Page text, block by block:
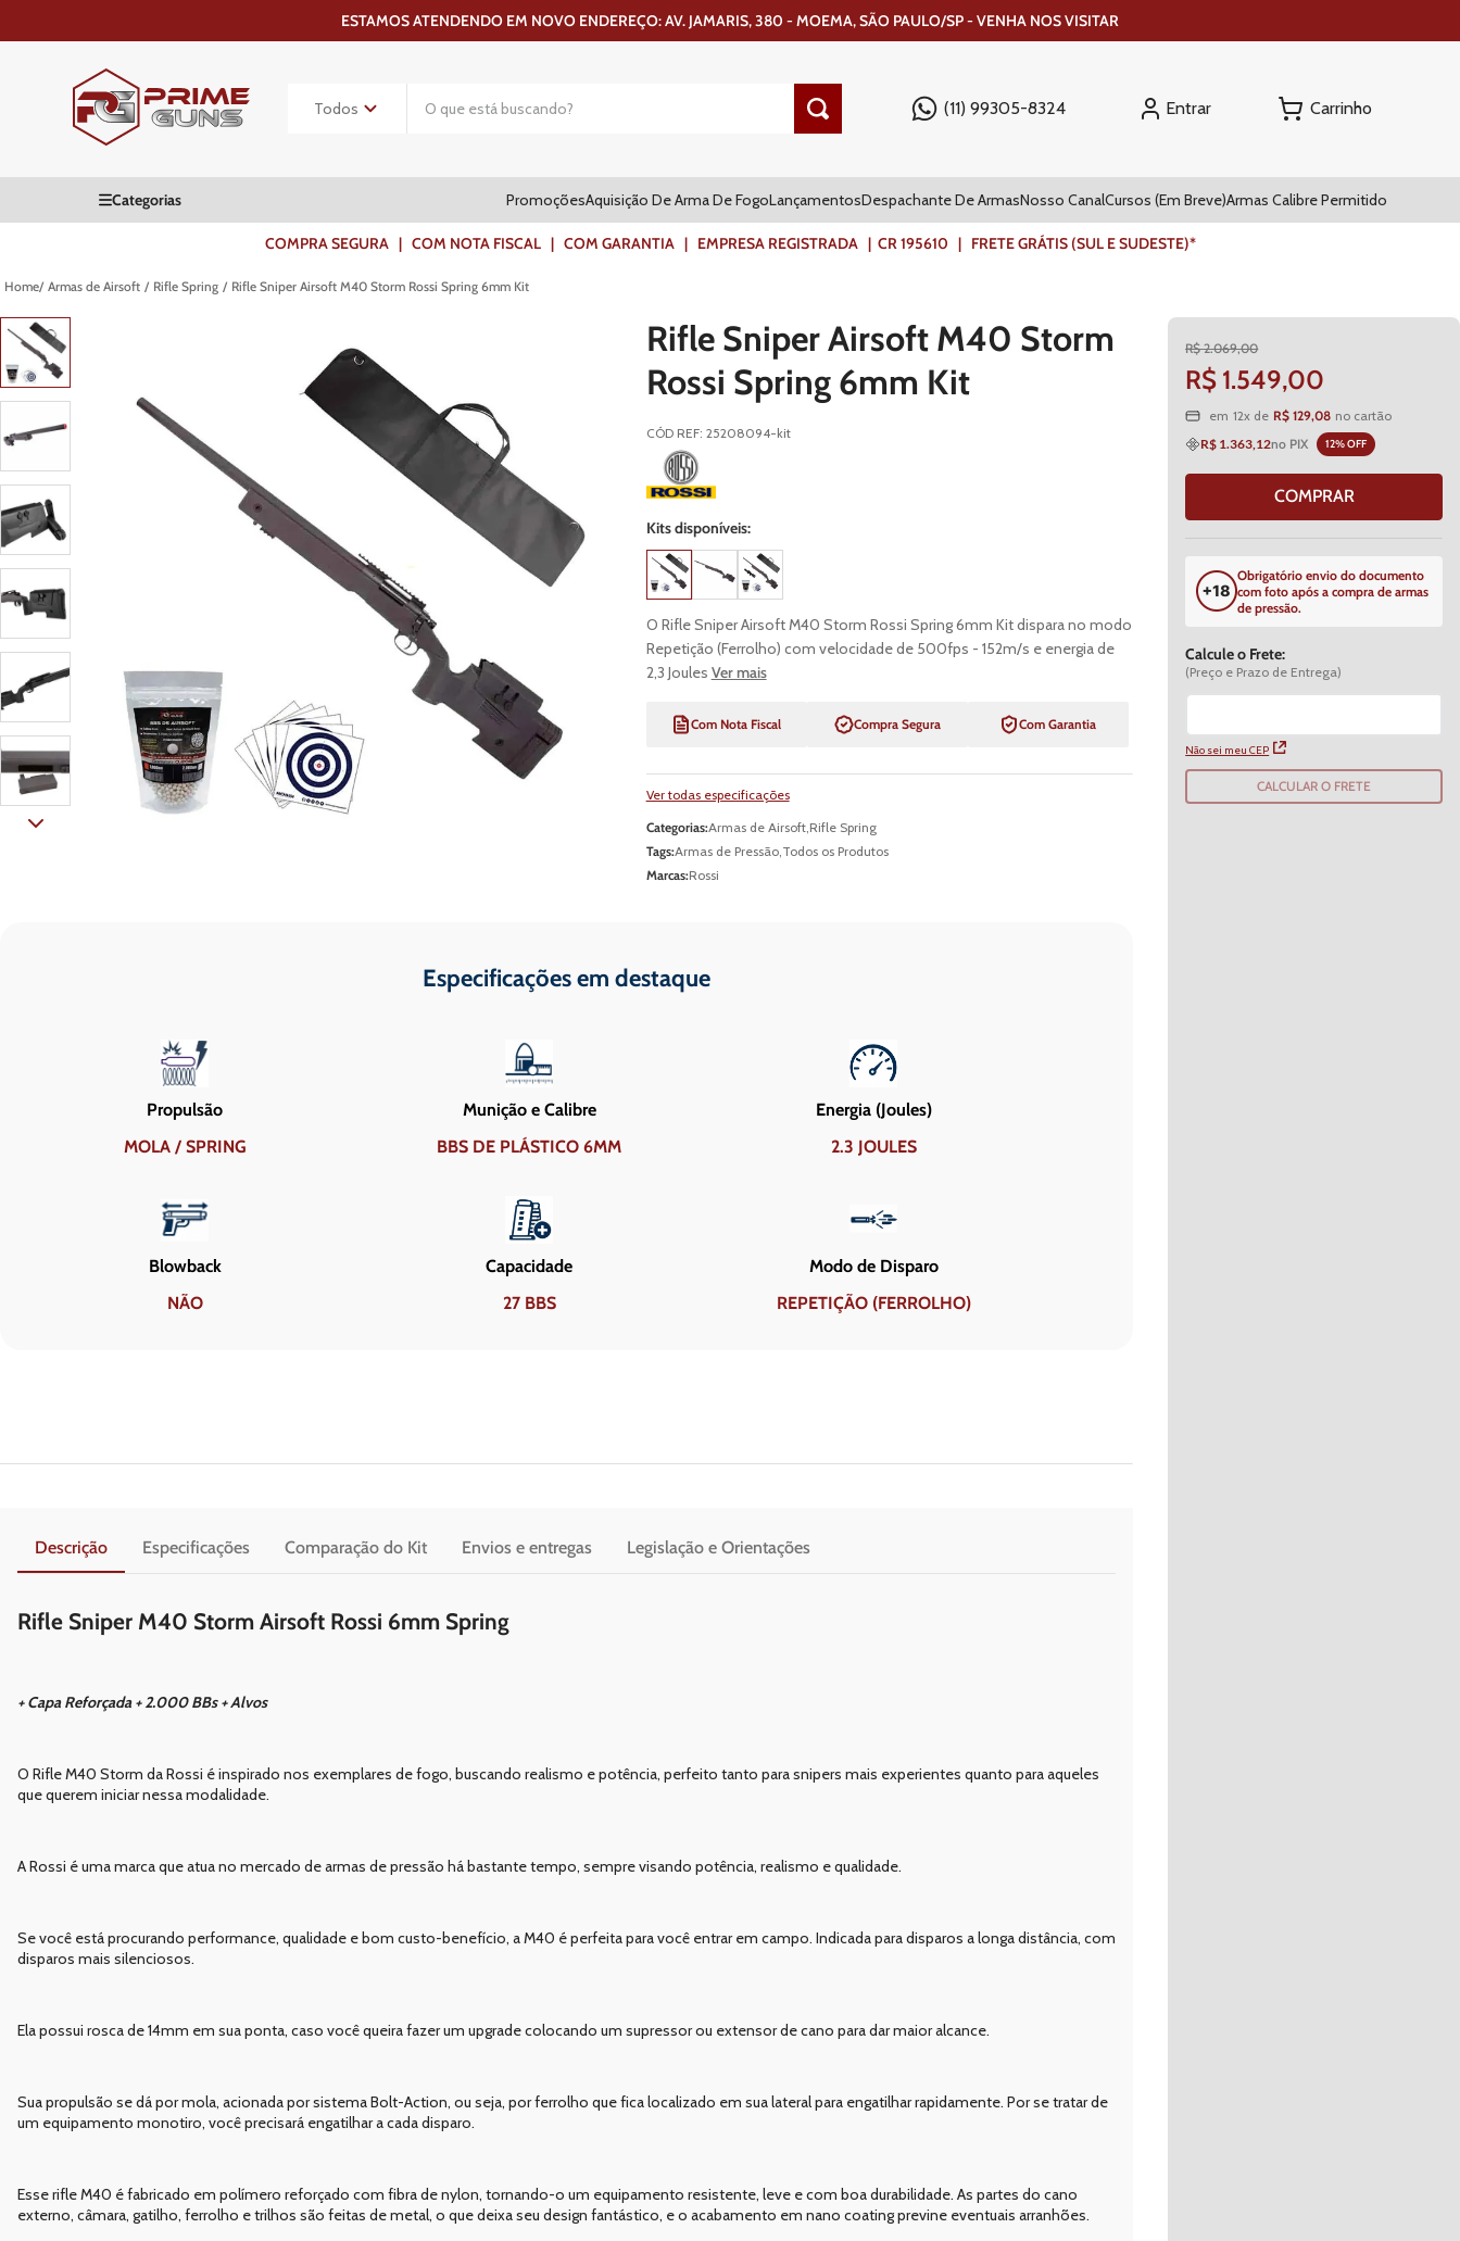
ESTAMOS ATENDENDO EM NOVO ENDEREÇO: AV. JAMARIS, 380 - MOEMA, SÃO PAULO/SP - VENHA NOS VISITAR
(11) 99305-8324 Entrar
PromoçõesAquisição De Arma De FogoLançamentosDespachante De ArmasNosso CanalCursos (Em Breve)Armas Calibre Permitido
COMPRA SEGURA | COM NOTA FISCAL | COM GARANTIA | EMPRESA REGISTRADA | CR 195610 | FRETE GRÁTIS (SUL E SUDESTE)*
Armas de Airsoft Rifle Spring Rifle Sniper Airsoft M40 Storm Rossi Spring 6mm Kit
Rifle Sniper Airsoft M40 Storm
Rossi Spring 6mm Kit
CÓD REF: 25208094-kit
Kits disponíveis:
O Rifle Sniper Airsoft M40 Storm Rossi Spring 6mm Kit dispara no modo
Repetição (Ferrolho) com velocidade de 500fps - 152m/s e energia de
2,3 Joules Ver mais
Com Nota Fiscal Compra Segura Com Garantia
Ver todas especificações
Categorias:Armas de Airsoft,Rifle Spring
Tags:Armas de Pressão,Todos os Produtos
Marcas:Rossi
Especificações em destaque
Propulsão
MOLA / SPRING
Munição e Calibre
BBS DE PLÁSTICO 6MM
Energia (Joules)
2.3 JOULES
Blowback
NÃO
Capacidade
27 BBS
Modo de Disparo
REPETIÇÃO (FERROLHO)
Descrição Especificações Comparação do Kit Envios e entregas Legislação e Orientações
Rifle Sniper M40 Storm Airsoft Rossi 6mm Spring
+ Capa Reforçada + 2.000 BBs + Alvos
O Rifle M40 Storm da Rossi é inspirado nos exemplares de fogo, buscando realismo e potência, perfeito tanto para snipers mais experientes quanto para aqueles
que querem iniciar nessa modalidade.
A Rossi é uma marca que atua no mercado de armas de pressão há bastante tempo, sempre visando potência, realismo e qualidade.
Se você está procurando performance, qualidade e bom custo-benefício, a M40 é perfeita para você entrar em campo. Indicada para disparos a longa distância, com
disparos mais silenciosos.
Ela possui rosca de 14mm em sua ponta, caso você queira fazer um upgrade colocando um supressor ou extensor de cano para dar maior alcance.
Sua propulsão se dá por mola, acionada por sistema Bolt-Action, ou seja, por ferrolho que fica localizado em sua lateral para engatilhar rapidamente. Por se tratar de
um equipamento monotiro, você precisará engatilhar a cada disparo.
Esse rifle M40 é fabricado em polímero reforçado com fibra de nylon, tornando-o um equipamento resistente, leve e com boa durabilidade. As partes do cano
externo, câmara, gatilho, ferrolho e trilhos são feitas de metal, o que deixa seu design fantástico, e o acabamento em nano coating previne eventuais arranhões.
R$ 2.069,00
R$ 1.549,00
em 12x de R$ 129,08 no cartão
R$ 1.363,12no PIX 12% OFF
COMPRAR
Obrigatório envio do documento
com foto após a compra de armas
de pressão.
Calcule o Frete:
(Preço e Prazo de Entrega)
Não sei meu CEP
CALCULAR O FRETE